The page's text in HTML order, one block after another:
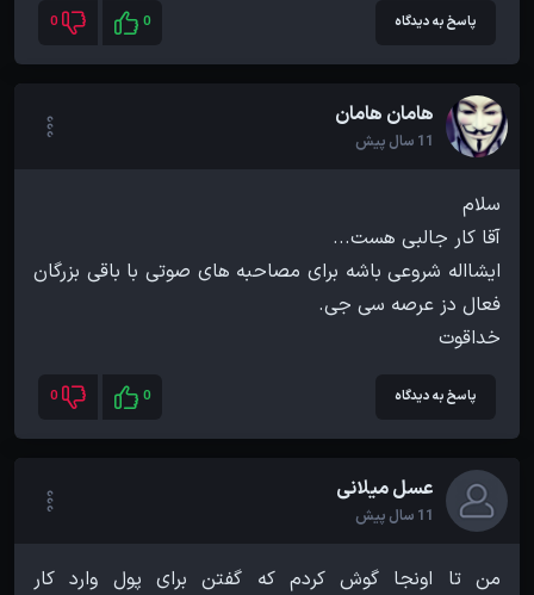
پاسخ به دیدگاه 0
0
هامان هامان
11 سال پیش
ایشااله شروعی باشه برای مصاحبه های صوتی با باقی بزرگان
خداقوت
پاسخ به دیدگاه 0
0
عسل میلانی
11 سال پیش
من تا اونجا گوش کردم که گفتن برای پول وارد کار